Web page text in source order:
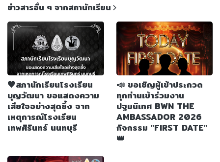
ข่าวสารอื่น ๆ จากสภานักเรียน
🖤สภานักเรียนโรงเรียน
บุญวัฒนา ขอแสดงความ
เสียใจอย่างสุดซึ้ง จาก
เหตุการณ์โรงเรียน
เทพศิรินทร์ นนทบุรี
📣 ขอเชิญผู้เข้าประกวด
ทุกท่านเข้าร่วมงาน
ปฐมนิเทศ BWN THE
AMBASSADOR 2026
กิจกรรม "FIRST DATE"
👑